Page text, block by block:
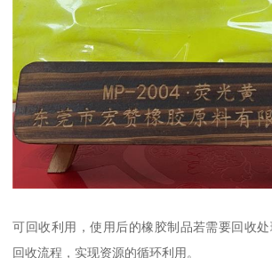
可回收利用，使用后的橡胶制品若需要回收
回收流程，实现资源的循环利用。